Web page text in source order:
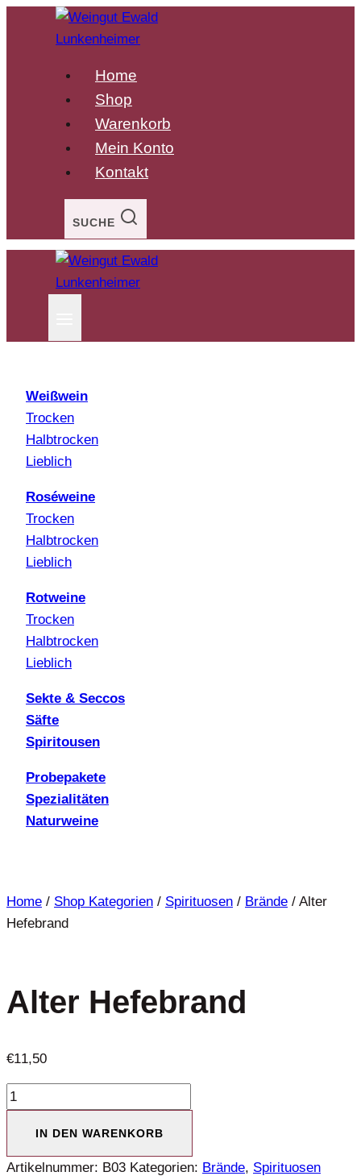
Home
Shop
Warenkorb
Mein Konto
Kontakt
SUCHE
Weißwein
Trocken
Halbtrocken
Lieblich
Roséweine
Trocken
Halbtrocken
Lieblich
Rotweine
Trocken
Halbtrocken
Lieblich
Sekte & Seccos
Säfte
Spiritousen
Probepakete
Spezialitäten
Naturweine
Home / Shop Kategorien / Spirituosen / Brände / Alter
Hefebrand
Alter Hefebrand
€11,50
Alter
Hefebrand
MengeIN DEN WARENKORB
Artikelnummer: B03 Kategorien: Brände, Spirituosen